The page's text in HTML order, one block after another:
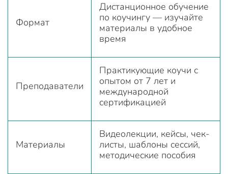
Формат
Дистанционное обучение
по коучингу — изучайте
материалы в удобное
время
Преподаватели
Практикующие коучи с
опытом от 7 лет и
международной
сертификацией
Материалы
Видеолекции, кейсы, чек-
листы, шаблоны сессий,
методические пособия